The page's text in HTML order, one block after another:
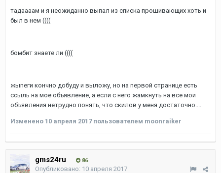
тадаааам и я неожиданно выпал из списка прошивающих хоть и
был в нем ((((
бомбит знаете ли ((((
жыпеги кончно добуду и выложу, но на первой странице есть
ссыль на мое объявление, а если с него жамкнуть на все мои
объявления нетрудно понять, что скилов у меня достаточно....
Изменено 10 апреля 2017пользователем moonraiker
gms24ru 86
Опубликовано: 10 апреля 2017